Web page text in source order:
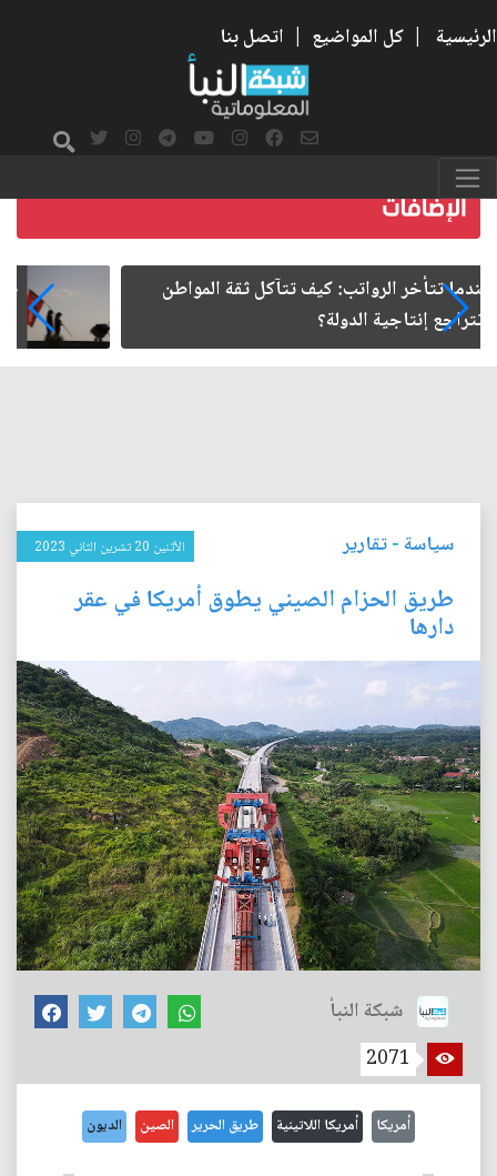
الرئيسية | كل المواضيع | اتصل بنا
صمت الطريق بعد الأربعين
سياسة-تقارير الأثنين 20 تشرين الثاني 2023
طريق الحزام الصيني يطوق أمريكا في عقر
دارها
شبكة النبأ
2071
أمريكا أمريكا اللاتينية طريق الحرير الصين الديون